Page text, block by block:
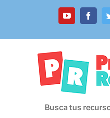
YouTube
Busca tus